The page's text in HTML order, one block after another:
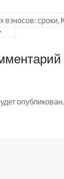
взносов: сроки,
опубликован.